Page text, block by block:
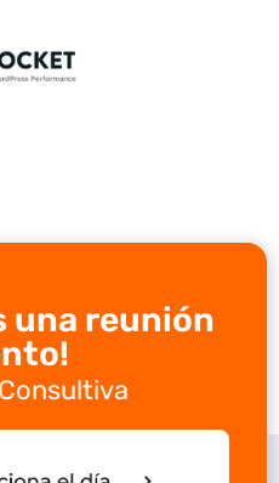
una reunión